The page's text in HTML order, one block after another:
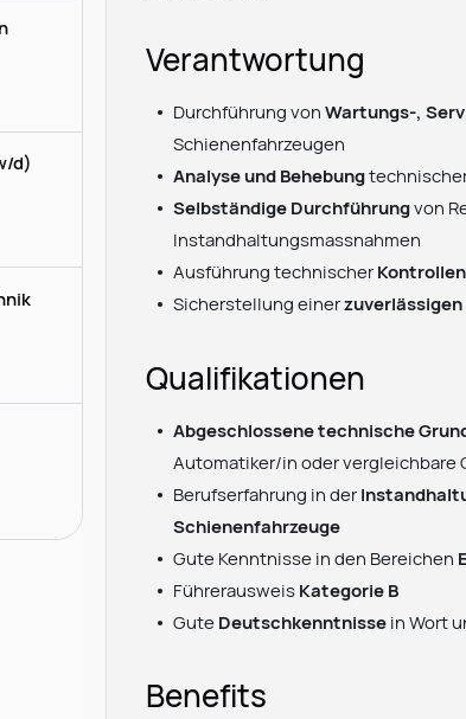
d)
Verantwortung
Durchführung vonWartungs-,
Schienenfahrzeugen
Analyse und Behebung
Selbständige Durchführungvon
Instandhaltungsmassnahmen
Ausführung technischer
Sicherstellung einer
Qualifikationen
Abgeschlossene technische
Automatiker/in oder vergleichbare
Berufserfahrung in der
Schienenfahrzeuge
Gute Kenntnisse in den Bereichen
Führerausweis Kategorie B
Gute Deutschkenntnisse in Wort
Benefits